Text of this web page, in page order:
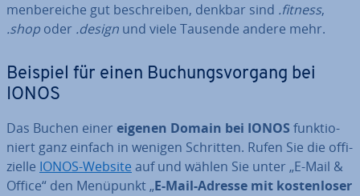
men­be­rei­che gut be­schrei­ben, denkbar sind .fitness,
.shop oder .design und viele Tausende andere mehr.
Beispiel für einen Bu­chungs­vor­gang bei
IONOS
Das Buchen einer eigenen Domain bei IONOS funk­tio­
niert ganz einfach in wenigen Schritten. Rufen Sie die of­fi­
zi­el­le IONOS-Website auf und wählen Sie unter „E-Mail &
Office“ den Menüpunkt „E-Mail-Adresse mit kos­ten­lo­ser